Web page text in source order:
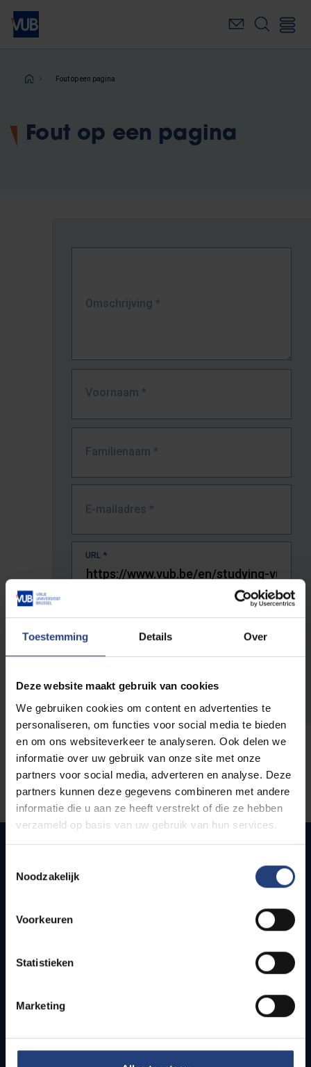
Toestemming Details Over
Deze website maakt gebruik van cookies
We gebruiken cookies om content en advertenties te
personaliseren, om functies voor social media te bieden
en om ons websiteverkeer te analyseren. Ook delen we
informatie over uw gebruik van onze site met onze
partners voor social media, adverteren en analyse. Deze
partners kunnen deze gegevens combineren met andere
informatie die u aan ze heeft verstrekt of die ze hebben
verzameld op basis van uw gebruik van hun services.
Noodzakelijk
Voorkeuren
Statistieken
Marketing
Overslaan
naar
inhoudKruimelpad
Fout op een pagina
Fout op een pagina
Omschrijving *
Voornaam *
Familienaam *
E-mailadres *
URL *
De volledige URL van de pagina waar je de fout zag.
Snel naar
Bereikbaarheid